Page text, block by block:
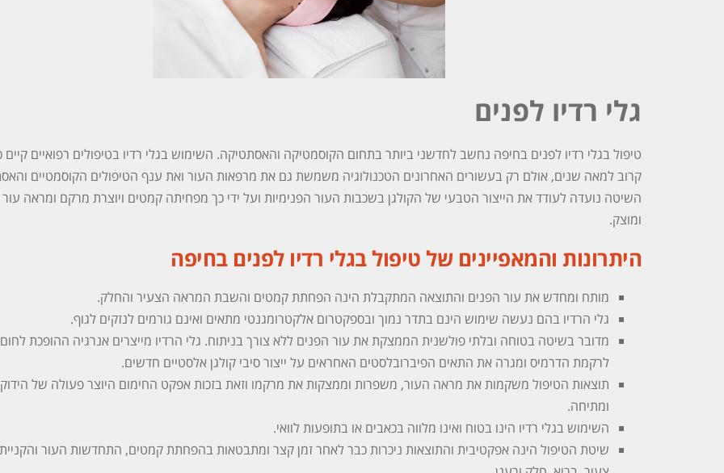
גלי רדיו לפנים
טיפול בגלי רדיו לפנים בחיפה נחשב לחדשני ביותר בתחום הקוסמטיקה והאסתטיקה. השימוש בגלי רדיו בטיפולים רפואיים קיים
קרוב למאה שנים, אולם רק בעשורים האחרונים הטכנולוגיה משמשת גם את מרפאות העור ואת ענף הטיפולים הקוסמטיים
השיטה נועדה לעודד את הייצור הטבעי של הקולגן בשכבות העור הפנימיות ועל ידי כך מפחיתה קמטים ויוצרת מרקם ומראה
ומוצק.
היתרונות והמאפיינים של טיפול בגלי רדיו לפנים בחיפה
מותח ומחדש את עור הפנים והתוצאה המתקבלת הינה הפחתת קמטים והשבת המראה הצעיר והחלק.
גלי הרדיו בהם נעשה שימוש הינם בתדר נמוך ובספקטרום אלקטרומגנטי מתאים ואינם גורמים לנזקים לגוף.
מדובר בשיטה בטוחה ובלתי פולשנית הממצקת את עור הפנים ללא צורך בניתוח. גלי הרדיו מייצרים אנרגיה ההופכת
לרקמת הדרמיס ומגרה את התאים הפיברובלסטים האחראים על ייצור סיבי קולגן אלסטיים חדשים.
תוצאות הטיפול משקמות את מראה העור, משפרות וממצקות את מרקמו וזאת בזכות אפקט החימום היוצר פעולה של הידוק
ומתיחה.
השימוש בגלי רדיו הינו בטוח ואינו מלווה בכאבים או בתופעות לוואי.
שיטת הטיפול הינה אפקטיבית והתוצאות ניכרות כבר לאחר זמן קצר ומתבטאות בהפחתת קמטים, התחדשות העור